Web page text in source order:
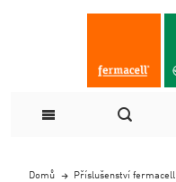
Domů Příslušenství fermacell